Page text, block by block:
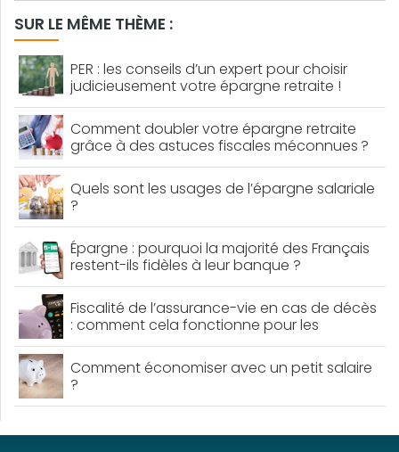
SUR LE MÊME THÈME :
PER : les conseils d’un expert pour choisir
judicieusement votre épargne retraite !
Comment doubler votre épargne retraite
grâce à des astuces fiscales méconnues ?
Quels sont les usages de l’épargne salariale
?
Épargne : pourquoi la majorité des Français
restent-ils fidèles à leur banque ?
Fiscalité de l’assurance-vie en cas de décès
: comment cela fonctionne pour les
bénéficiaires ?
Comment économiser avec un petit salaire
?